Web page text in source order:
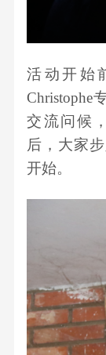
活动开始
Christophe
交流问候
后， 大家
开始。